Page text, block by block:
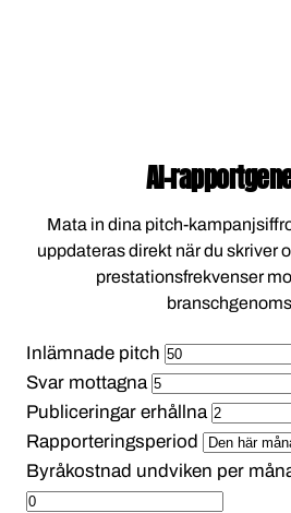
AI-
Mata in dina pitch-
uppdateras direkt när du skriver
prestationsfrekvenser
Inlämnade pitch
Svar mottagna
Publiceringar erhållna
Rapporteringsperiod
Byråkostnad undviken per